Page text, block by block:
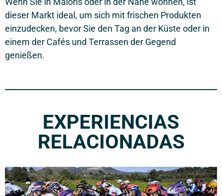
dieser Markt ideal, um sich mit frischen Produkten
einzudecken, bevor Sie den Tag an der Küste oder in
einem der Cafés und Terrassen der Gegend
genießen.
EXPERIENCIAS
RELACIONADAS